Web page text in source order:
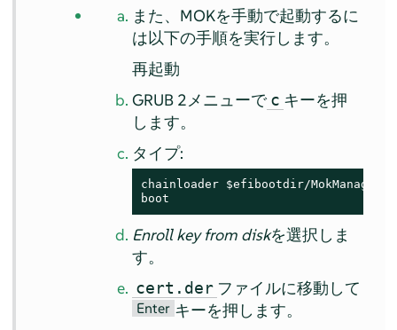
また、MOKを手動で起動するに
は以下の手順を実行します。
再起動
GRUB 2メニューで c キーを押
します。
タイプ:
chainloader $efibootdir/
boot
Enroll key from diskを選択しま
す。
cert.der ファイルに移動して
Enter キーを押します。